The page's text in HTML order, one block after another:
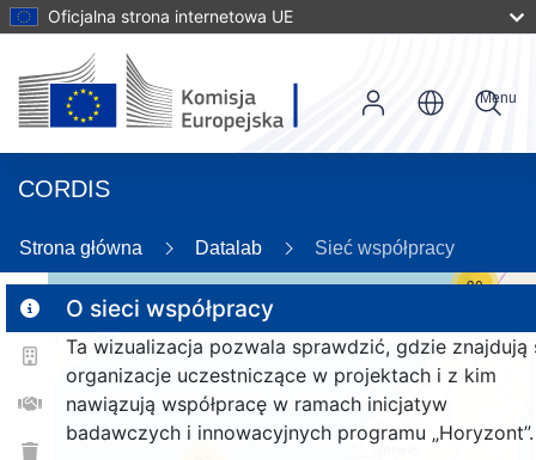
Oficjalna strona internetowa UE
CORDIS
Menu
Strona główna Datalab Sieć współpracy
O sieci współpracy
Ta wizualizacja pozwala sprawdzić, gdzie znajdują
organizacje uczestniczące w projektach i z kim
nawiązują współpracę w ramach inicjatyw
badawczych i innowacyjnych programu „Horyzont”.
30